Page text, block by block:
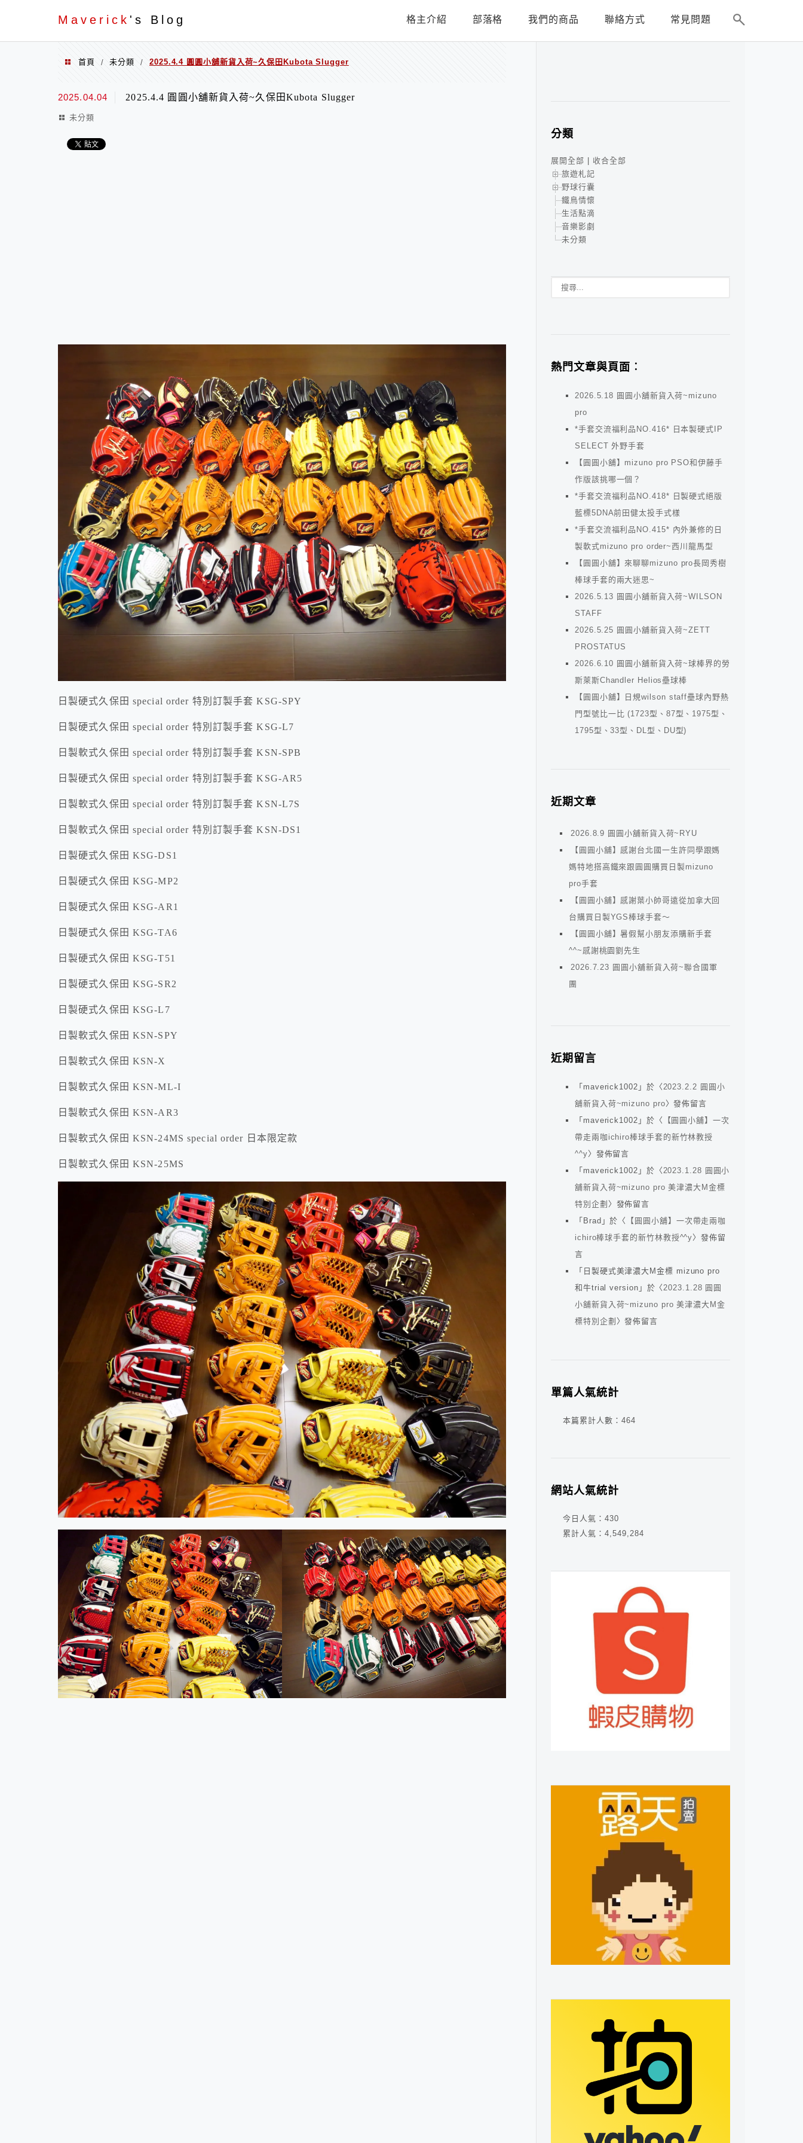
Maverick 's Blog 格主介紹 部落格 我們的商品 聯絡方式 常見問題
首頁 / 未分類 / 2025.4.4 圓圓小舖新貨入荷~久保田Kubota Slugger
2025.04.04 2025.4.4 圓圓小舖新貨入荷~久保田Kubota Slugger
未分類
日製硬式久保田 special order 特別訂製手套 KSG-SPY
日製硬式久保田 special order 特別訂製手套 KSG-L7
日製軟式久保田 special order 特別訂製手套 KSN-SPB
日製硬式久保田 special order 特別訂製手套 KSG-AR5
日製軟式久保田 special order 特別訂製手套 KSN-L7S
日製軟式久保田 special order 特別訂製手套 KSN-DS1
日製硬式久保田 KSG-DS1
日製硬式久保田 KSG-MP2
日製硬式久保田 KSG-AR1
日製硬式久保田 KSG-TA6
日製硬式久保田 KSG-T51
日製硬式久保田 KSG-SR2
日製硬式久保田 KSG-L7
日製軟式久保田 KSN-SPY
日製軟式久保田 KSN-X
日製軟式久保田 KSN-ML-I
日製軟式久保田 KSN-AR3
日製軟式久保田 KSN-24MS special order 日本限定款
日製軟式久保田 KSN-25MS
分類
展開全部
收合全部
旅遊札記
野球行囊
鐵鳥情懷
生活點滴
音樂影劇
未分類
熱門文章與頁面︰
2026.5.18 圓圓小舖新貨入荷~mizuno
pro
*手套交流福利品NO.416* 日本製硬式IP
SELECT 外野手套
【圓圓小舖】mizuno pro PSO和伊藤手
作版該挑哪一個？
*手套交流福利品NO.418* 日製硬式絕版
藍標5DNA前田健太投手式樣
*手套交流福利品NO.415* 內外兼修的日
製軟式mizuno pro order~西川龍馬型
【圓圓小舖】來聊聊mizuno pro長岡秀樹
棒球手套的兩大迷思~
2026.5.13 圓圓小舖新貨入荷~WILSON
STAFF
2026.5.25 圓圓小舖新貨入荷~ZETT
PROSTATUS
2026.6.10 圓圓小舖新貨入荷~球棒界的勞
斯萊斯Chandler Helios壘球棒
【圓圓小舖】日規wilson staff壘球內野熱
門型號比一比 (1723型、87型、1975型、
1795型、33型、DL型、DU型)
近期文章
2026.8.9 圓圓小舖新貨入荷~RYU
【圓圓小舖】感謝台北國一生許同學跟媽
媽特地搭高鐵來跟圓圓購買日製mizuno
pro手套
【圓圓小舖】感謝葉小帥哥遠從加拿大回
台購買日製YGS棒球手套～
【圓圓小舖】暑假幫小朋友添購新手套
^^~感謝桃園劉先生
2026.7.23 圓圓小舖新貨入荷~聯合國軍
團
近期留言
「 maverick1002 」於〈2023.2.2 圓圓小
舖新貨入荷~mizuno pro〉發佈留言
「 maverick1002 」於〈
【圓圓小舖】一次
帶走兩咖ichiro棒球手套的新竹林教授
^^y〉發佈留言
「 maverick1002 」於〈2023.1.28 圓圓小
舖新貨入荷~mizuno pro 美津濃大M金標
特別企劃 〉發佈留言
「 Brad 」於〈
【圓圓小舖】一次帶走兩咖
ichiro棒球手套的新竹林教授^^y〉發佈留
言
「 日製硬式美津濃大M金標 mizuno pro
和牛trial version 」於〈2023.1.28 圓圓
小舖新貨入荷~mizuno pro 美津濃大M金
標特別企劃 〉發佈留言
單篇人氣統計
本篇累計人數： 464
網站人氣統計
今日人氣： 430
累計人氣： 4,549,284